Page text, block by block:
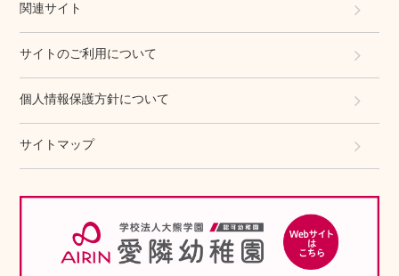
関連サイト
サイトのご利用について
個人情報保護方針について
サイトマップ